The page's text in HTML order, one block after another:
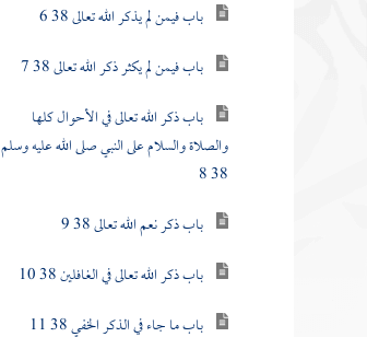
باب فيمن لم يذكر الله تعالى 38 6
باب فيمن لم يكثر ذكر الله تعالى 38 7
باب ذكر الله تعالى في الأحوال كلها
والصلاة والسلام على النبي صلى الله عليه وسلم
38 8
باب ذكر نعم الله تعالى 38 9
باب ذكر الله تعالى في الغافلين 38 10
باب ما جاء في الذكر الخفي 38 11